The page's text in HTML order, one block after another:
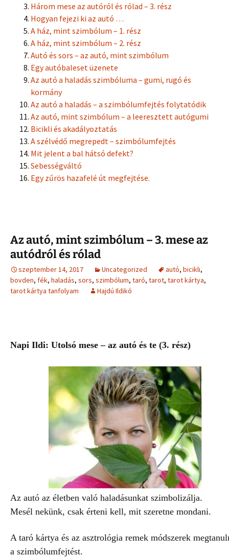
Három mese az autóról és rólad – 3. rész
Hogyan fejezi ki az autó …
A ház, mint szimbólum – 1. rész
A ház, mint szimbólum – 2. rész
Autó és sors – az autó, mint szimbólum
Egy autóbaleset üzenete
Az autó a haladás szimbóluma – gumi, rugó és
kormány
Az autó a haladás – a szimbólumfejtés folytatódik
Az autó, mint szimbólum – a leeresztett autógumi
Bicikli és akadályoztatás
A szélvédő megrepedt – szimbólumfejtés
Mit jelent a bal hátsó defekt?
Sebességváltó
Egy zűrös hazafelé út megfejtése.
Az autó, mint szimbólum – 3. mese az
autódról és rólad
szeptember 14, 2017 Uncategorized autó, bicikli,
bovden, fék, haladás, sors, szimbólum, taró, tarot, tarot kártya,
tarot kártya tanfolyam
Hajdú Ildikó
Napi Ildi: Utolsó mese – az autó és te (3. rész)
Az autó az életben való haladásunkat szimbolizálja.
Mesél nekünk, csak érteni kell, mit szeretne mondani.
A taró kártya és az asztrológia remek módszerek
a szimbólumfejtést.